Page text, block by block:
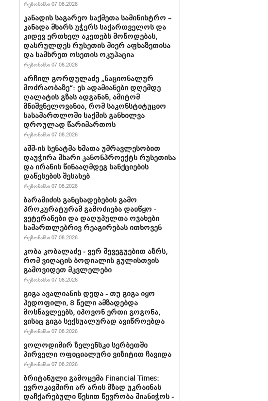
რეზონანსი 07.08.2026
კანადის საგარეო საქმეთა სამინისტრო –
კანადა მხარს უჭერს საქართველოს და
კიდევ ერთხელ აკეთებს მოწოდებას,
დასრულდეს რუსეთის მიერ აფხაზეთისა
და სამხრეთ ოსეთის ოკუპაცია
რეზონანსი 07.08.2026
არჩილ გორდულაძე „ნაციონალურ
მოძრაობაზე“: ეს ადამიანები დღემდე
ღალატის გზას ადგანან, ამიტომ
მნიშვნელოვანია, რომ საკონსტიტუციო
სასამართლოში საქმის განხილვა
დროულად წარიმართოს
რეზონანსი 07.08.2026
აშშ-ის სენატმა ხმათა უმრავლესობით
დაუჭირა მხარი კანონპროექტს რუსეთისა
და ირანის წინააღმდეგ სანქციების
დაწესების შესახებ
რეზონანსი 07.08.2026
ბარამიძის განცხადებების გამო
პროკურატურამ გამოძიება დაიწყო -
ვეტერანები და დაღუპულთა ოჯახები
სამართლებრივ რეაგირებას ითხოვენ
რეზონანსი 07.08.2026
კობა კობალაძე - ვერ შევეგუებით აზრს,
რომ ვიღაცის ბოდიალის გულისთვის
გამოვიდეთ მკვლელები
რეზონანსი 07.08.2026
გიგა ავალიანის დედა - თუ გიგა იყო
პედოფილი, 8 წელი ამზადებდა
მოსწავლეებს, იპოვონ ერთი გოგონა,
ვისაც გიგა სექსუალურად ავიწროებდა
რეზონანსი 07.08.2026
ვოლოდიმირ ზელენსკი სერბეთში
პირველი ოფიციალური ვიზიტით ჩავიდა
რეზონანსი 07.08.2026
ბრიტანული გამოცემა Financial Times:
ევროკავშირი არ არის მზად უკრაინას
დაჩქარებული წესით წევრობა მიანიჭოს -